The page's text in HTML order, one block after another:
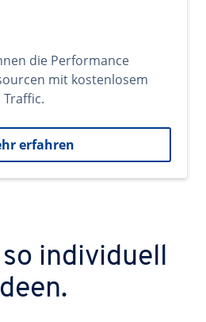
die Performance
mit kostenlosem
erfahren
individuell